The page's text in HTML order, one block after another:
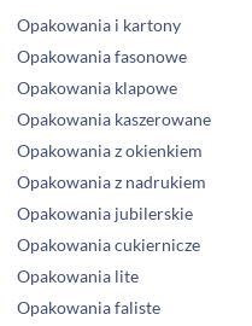
Opakowania i kartony
Opakowania fasonowe
Opakowania klapowe
Opakowania kaszerowane
Opakowania z okienkiem
Opakowania z nadrukiem
Opakowania jubilerskie
Opakowania cukiernicze
Opakowania lite
Opakowania faliste